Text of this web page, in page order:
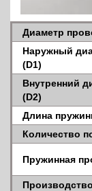
Диаметр
Наружный
(D1)
Внутренний
(D2)
Длина
Количество
Пружинная
Производство